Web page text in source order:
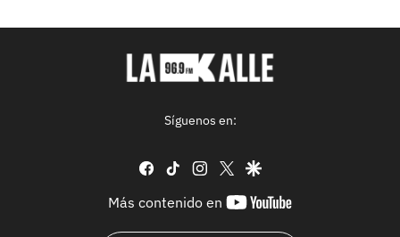
Síguenos en:
facebook
tiktok instagram
twittergoogle
Más contenido en
youtube-